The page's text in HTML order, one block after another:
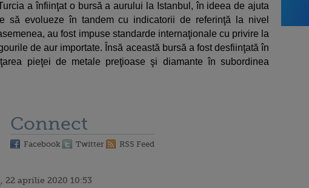
a înfiinţat o bursă a aurului la Istanbul, în ideea de ajuta
să evolueze în tandem cu indicatorii de referinţă la nivel
au fost impuse standarde internaţionale cu privire la
de aur importate. Însă această bursă a fost desfiinţată în
pieţei de metale preţioase şi diamante în subordinea
Connect
Facebook Twitter RSS Feed
, 22 aprilie 2020 10:53